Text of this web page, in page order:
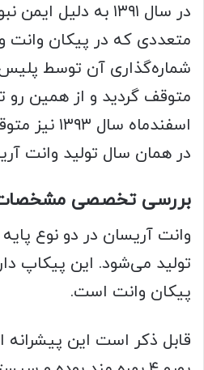
در سال ۱۳۹۱ به
متعددی که در پیکان وانت
شماره‌گذاری آن توسط پلیس
متوقف گردید و از همین رو
اسفندماه
در همان سال تولید وانت
بررسی تخصصی مشخصات
وانت آریسان در دو نوع پایه
پیکان وانت است.
قابل ذکر است این پیشرانه